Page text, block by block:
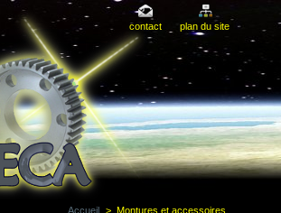
contact plan du site
Accueil > Montures et accessoires.